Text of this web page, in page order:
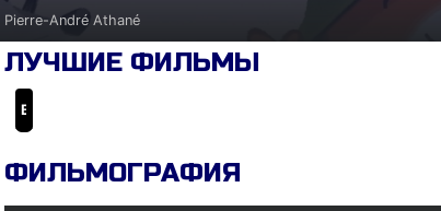
Pierre-André Athané
ЛУЧШИЕ ФИЛЬМЫ
ФИЛЬМОГРАФИЯ